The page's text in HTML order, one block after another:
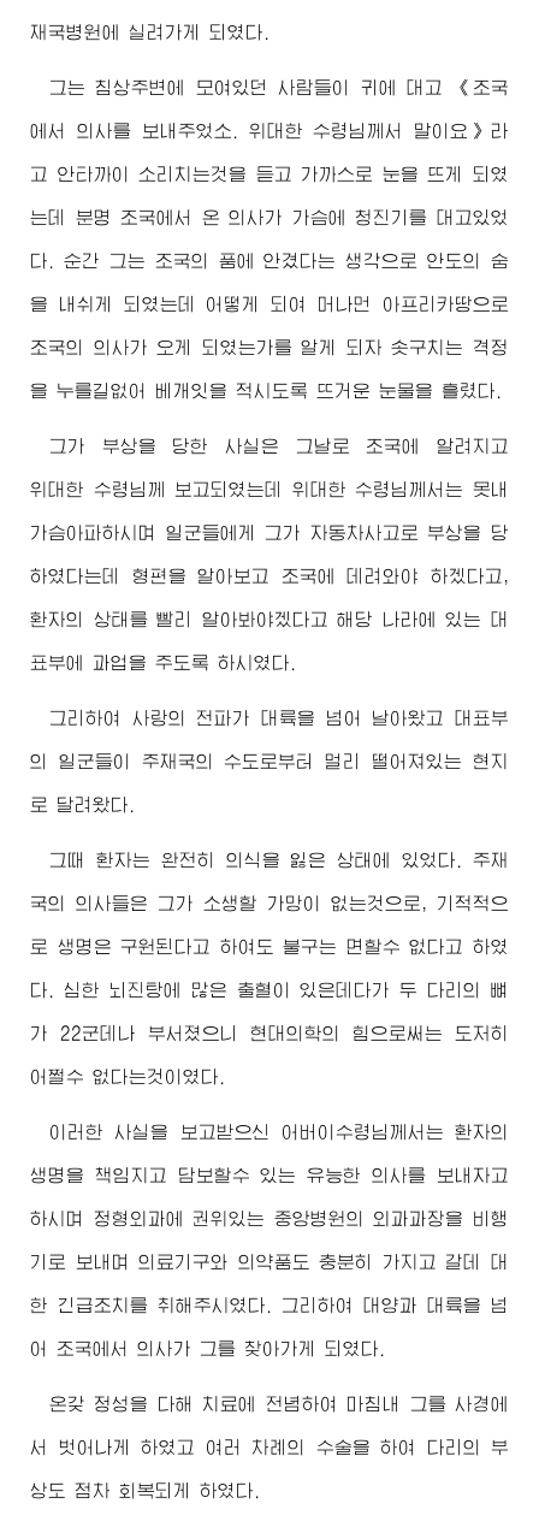
재국병원에 실려가게 되였다.
그는 침상주변에 모여있던 사람들이 귀에 대고 《조국
에서 의사를 보내주었소. 위대한 수령님께서 말이요》라
고 안타까이 소리치는것을 듣고 가까스로 눈을 뜨게 되였
는데 분명 조국에서 온 의사가 가슴에 청진기를 대고있었
다. 순간 그는 조국의 품에 안겼다는 생각으로 안도의 숨
을 내쉬게 되였는데 어떻게 되여 머나먼 아프리카땅으로
조국의 의사가 오게 되였는가를 알게 되자 솟구치는 격정
을 누를길없어 베개잇을 적시도록 뜨거운 눈물을 흘렸다.
그가 부상을 당한 사실은 그날로 조국에 알려지고
위대한 수령님 께 보고되였는데 위대한 수령님께서는 못내
가슴아파하시며 일군들에게 그가 자동차사고로 부상을 당
하였다는데 형편을 알아보고 조국에 데려와야 하겠다고,
환자의 상태를 빨리 알아봐야겠다고 해당 나라에 있는 대
표부에 과업을 주도록 하시였다.
그리하여 사랑의 전파가 대륙을 넘어 날아왔고 대표부
의 일군들이 주재국의 수도로부터 멀리 떨어져있는 현지
로 달려왔다.
그때 환자는 완전히 의식을 잃은 상태에 있었다. 주재
국의 의사들은 그가 소생할 가망이 없는것으로, 기적적으
로 생명은 구원된다고 하여도 불구는 면할수 없다고 하였
다. 심한 뇌진탕에 많은 출혈이 있은데다가 두 다리의 뼈
가 22군데나 부서졌으니 현대의학의 힘으로써는 도저히
어쩔수 없다는것이였다.
이러한 사실을 보고받으신 어버이수령님께서 는 환자의
생명을 책임지고 담보할수 있는 유능한 의사를 보내자고
하시며 정형외과에 권위있는 중앙병원의 외과과장을 비행
기로 보내며 의료기구와 의약품도 충분히 가지고 갈데 대
한 긴급조치를 취해주시였다. 그리하여 대양과 대륙을 넘
어 조국에서 의사가 그를 찾아가게 되였다.
온갖 정성을 다해 치료에 전념하여 마침내 그를 사경에
서 벗어나게 하였고 여러 차례의 수술을 하여 다리의 부
상도 점차 회복되게 하였다.